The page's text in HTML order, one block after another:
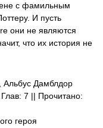
с фамильным
И пусть
они не являются
что их история не
Альбус Дамблдор
7 || Прочитано:
героя